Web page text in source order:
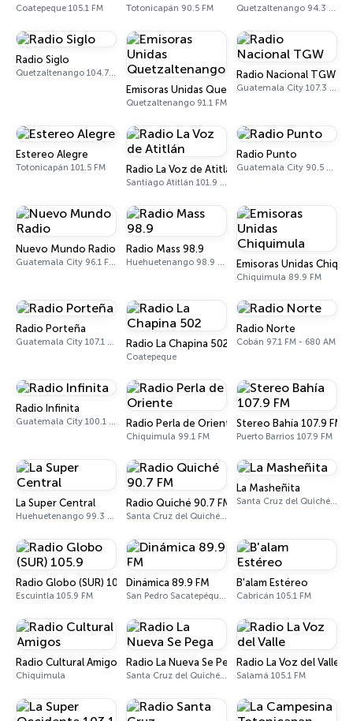
Coatepeque 105.1 FM Totonicapán 90.5 FM Quetzaltenango 94.3 FM
Radio Siglo
Quetzaltenango 104.7 FM
Emisoras Unidas Quetzaltenango
Quetzaltenango 91.1 FM
Radio Nacional TGW
Guatemala City 107.3 FM
Estereo Alegre
Totonicapán 101.5 FM Radio La Voz de Atitlán
Santiago Atitlán 101.9 FM
Radio Punto
Guatemala City 90.5 FM
Nuevo Mundo Radio
Guatemala City 96.1 FM - 880 AM
Radio Mass 98.9
Huehuetenango 98.9 FM Emisoras Unidas
Chiquimula 89.9 FM
Radio Porteña
Guatemala City 107.1 FM Radio La Chapina 502
Coatepeque
Radio Norte
Cobán 97.1 FM - 680 AM
Radio Infinita
Guatemala City 100.1 FM Radio Perla de Oriente
Chiquimula 99.1 FM
Stereo Bahía 107.9 FM
Puerto Barrios 107.9 FM
La Super Central
Huehuetenango 99.3 FM
Radio Quiché 90.7 FM
Santa Cruz del Quiché 90.7 FM
La Masheñita
Santa Cruz del Quiché 107.5 FM
Radio Globo (SUR) 105.9
Escuintla 105.9 FM
Dinámica 89.9 FM
San Pedro Sacatepéquez 89.9 FM
B'alam Estéreo
Cabricán 105.1 FM
Radio Cultural Amigos
Chiquimula
Radio La Nueva Se Pega
Santa Cruz del Quiché 92.3 FM
Radio La Voz del Valle
Salamá 105.1 FM